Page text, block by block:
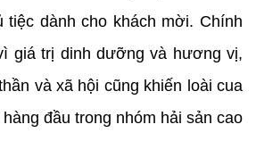
tiệc dành cho khách mời. Chính
giá trị dinh dưỡng và hương vị,
và xã hội cũng khiến loài cua
đầu trong nhóm hải sản cao